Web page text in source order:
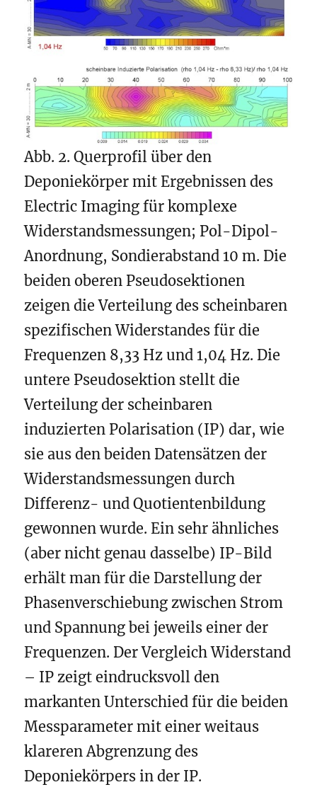
Abb. 2. Querprofil über den
Deponiekörper mit Ergebnissen des
Electric Imaging für komplexe
Widerstandsmessungen; Pol-Dipol-
Anordnung, Sondierabstand 10 m. Die
beiden oberen Pseudosektionen
zeigen die Verteilung des scheinbaren
spezifischen Widerstandes für die
Frequenzen 8,33 Hz und 1,04 Hz. Die
untere Pseudosektion stellt die
Verteilung der scheinbaren
induzierten Polarisation (IP) dar, wie
sie aus den beiden Datensätzen der
Widerstandsmessungen durch
Differenz- und Quotientenbildung
gewonnen wurde. Ein sehr ähnliches
(aber nicht genau dasselbe) IP-Bild
erhält man für die Darstellung der
Phasenverschiebung zwischen Strom
und Spannung bei jeweils einer der
Frequenzen. Der Vergleich Widerstand
– IP zeigt eindrucksvoll den
markanten Unterschied für die beiden
Messparameter mit einer weitaus
klareren Abgrenzung des
Deponiekörpers in der IP.